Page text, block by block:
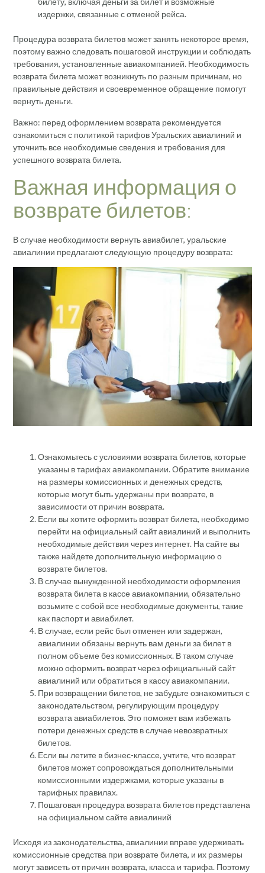
издержки, связанные с отменой рейса.
Процедура возврата билетов может занять некоторое время,
поэтому важно следовать пошаговой инструкции и соблюдать
требования, установленные авиакомпанией. Необходимость
возврата билета может возникнуть по разным причинам, но
правильные действия и своевременное обращение помогут
вернуть деньги.
Важно: перед оформлением возврата рекомендуется
ознакомиться с политикой тарифов Уральских авиалиний и
уточнить все необходимые сведения и требования для
успешного возврата билета.
Важная информация о
возврате билетов:
В случае необходимости вернуть авиабилет, уральские
авиалинии предлагают следующую процедуру возврата:
Ознакомьтесь с условиями возврата билетов, которые
указаны в тарифах авиакомпании. Обратите внимание
на размеры комиссионных и денежных средств,
которые могут быть удержаны при возврате, в
зависимости от причин возврата.
Если вы хотите оформить возврат билета, необходимо
перейти на официальный сайт авиалиний и выполнить
необходимые действия через интернет. На сайте вы
также найдете дополнительную информацию о
возврате билетов.
В случае вынужденной необходимости оформления
возврата билета в кассе авиакомпании, обязательно
возьмите с собой все необходимые документы, такие
как паспорт и авиабилет.
В случае, если рейс был отменен или задержан,
авиалинии обязаны вернуть вам деньги за билет в
полном объеме без комиссионных. В таком случае
можно оформить возврат через официальный сайт
авиалиний или обратиться в кассу авиакомпании.
При возвращении билетов, не забудьте ознакомиться с
законодательством, регулирующим процедуру
возврата авиабилетов. Это поможет вам избежать
потери денежных средств в случае невозвратных
билетов.
Если вы летите в бизнес-классе, учтите, что возврат
билетов может сопровождаться дополнительными
комиссионными издержками, которые указаны в
тарифных правилах.
Пошаговая процедура возврата билетов представлена
на официальном сайте авиалиний
Исходя из законодательства, авиалинии вправе удерживать
комиссионные средства при возврате билета, и их размеры
могут зависеть от причин возврата, класса и тарифа. Поэтому